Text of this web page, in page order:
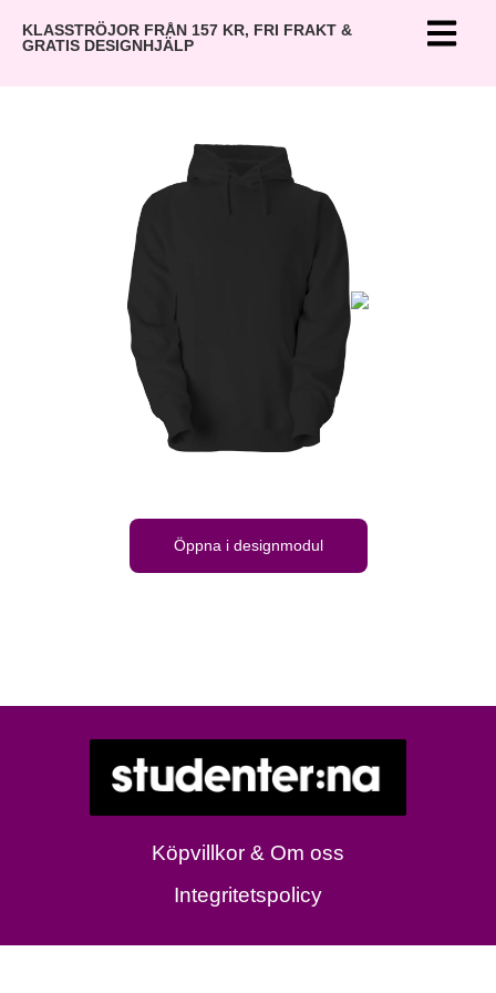
KLASSTRÖJOR FRÅN 157 KR, FRI FRAKT &
GRATIS DESIGNHJÄLP
Öppna i designmodul
Köpvillkor & Om oss
Integritetspolicy